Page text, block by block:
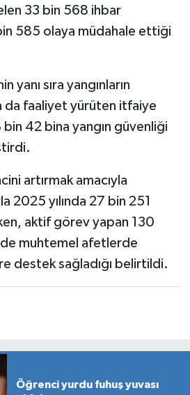
33 bin 568 ihbar
585 olaya müdahale ettiği
yanı sıra yangınların
da faaliyet yürüten itfaiye
42 bina yangın güvenliği
artırmak amacıyla
2025 yılında 27 bin 251
aktif görev yapan 130
muhtemel afetlerde
destek sağladığı belirtildi.
Öğrenci yurdu fuhuş yuvası